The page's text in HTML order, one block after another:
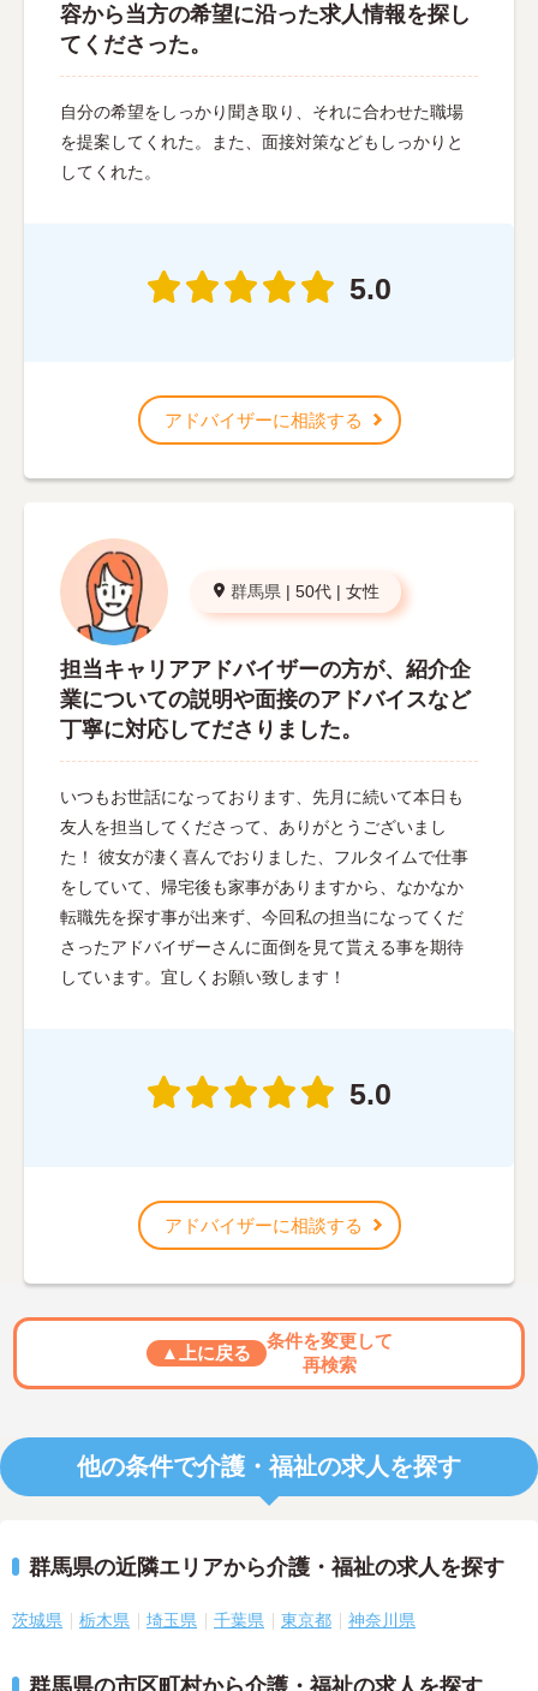
容から当方の希望に沿った求人情報を探し
てくださった。
自分の希望をしっかり聞き取り、それに合わせた職場
を提案してくれた。また、面接対策などもしっかりと
してくれた。
5.0
アドバイザーに相談する
群馬県 | 50代 | 女性
担当キャリアアドバイザーの方が、紹介企
業についての説明や面接のアドバイスなど
丁寧に対応してださりました。
いつもお世話になっております、先月に続いて本日も
友人を担当してくださって、ありがとうございまし
た！ 彼女が凄く喜んでおりました、フルタイムで仕事
をしていて、帰宅後も家事がありますから、なかなか
転職先を探す事が出来ず、今回私の担当になってくだ
さったアドバイザーさんに面倒を見て貰える事を期待
しています。宜しくお願い致します！
5.0
アドバイザーに相談する
▲上に戻る
条件を変更して
再検索
他の条件で介護・福祉の求人を探す
群馬県の近隣エリアから介護・福祉の求人を探す
茨城県 栃木県 埼玉県 千葉県 東京都 神奈川県